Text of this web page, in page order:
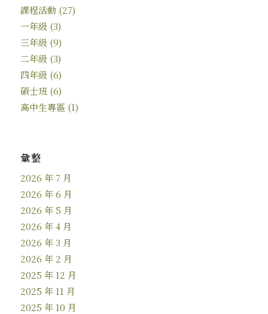
課程活動 (27)
一年級 (3)
三年級 (9)
二年級 (3)
四年級 (6)
碩士班(6)
高中生專區 (1)
彙整
2026 年 7 月
2026 年 6 月
2026 年 5 月
2026 年 4 月
2026 年 3 月
2026 年 2 月
2025 年 12 月
2025 年 11 月
2025 年 10 月